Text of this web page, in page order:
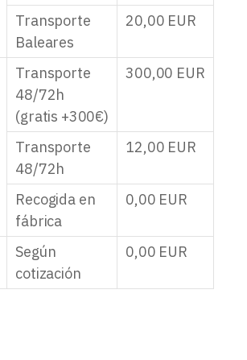
Transporte
Baleares
20,00 EUR
Transporte
48/72h
(gratis +300€)
300,00 EUR
Transporte
48/72h
12,00 EUR
Recogida en
fábrica
0,00 EUR
Según
cotización
0,00 EUR